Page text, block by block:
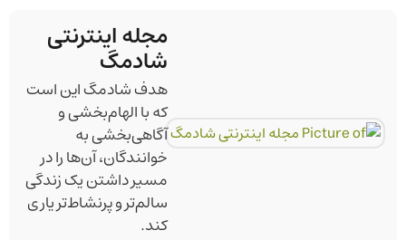
مجله اینترنتی
شادمگ
هدف شادمگ این است
که با الهام‌بخشی و
آگاهی‌بخشی به
خوانندگان، آن‌ها را در
مسیر داشتن یک زندگی
سالم‌تر و پرنشاط‌تر یاری
کند.